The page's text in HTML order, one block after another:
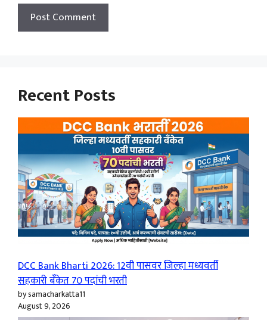
Recent Posts
DCC Bank Bharti 2026: 12वी पासवर जिल्हा मध्यवर्ती
सहकारी बँकेत 70 पदांची भरती
by samacharkatta11
August 9, 2026